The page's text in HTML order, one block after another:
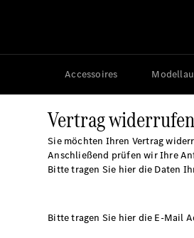
Accessoires
Vertrag widerrufen
Sie möchten Ihren Vertrag
Anschließend prüfen wir Ihre
Bitte tragen Sie hier die Daten
Bitte tragen Sie hier die E-Mail